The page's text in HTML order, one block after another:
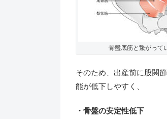
骨盤底筋と繋がって
そのため、出産前に股関
能が低下しやすく、
・骨盤の安定性低下